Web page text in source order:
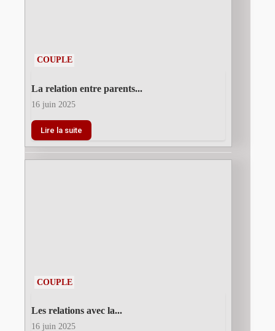
COUPLE
La relation entre parents...
16 juin 2025
Lire la suite
COUPLE
Les relations avec la...
16 juin 2025